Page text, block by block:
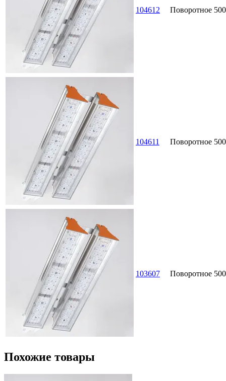
104612 Поворотное
104611 Поворотное
103607 Поворотное
Похожие товары